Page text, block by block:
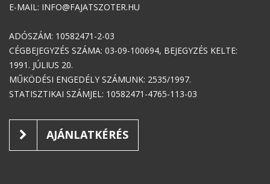
E-MAIL: INFO@FAJATSZOTER.HU
ADÓSZÁM: 10582471-2-03
CÉGBEJEGYZÉS SZÁMA: 03-09-100694, BEJEGYZÉS KELTE:
1991. JÚLIUS 20.
MŰKÖDÉSI ENGEDÉLY SZÁMUNK: 2535/1997.
STATISZTIKAI SZÁMJEL: 10582471-4765-113-03
AJÁNLATKÉRÉS